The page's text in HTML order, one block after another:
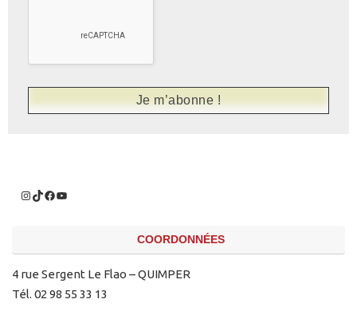
COORDONNÉES
4 rue Sergent Le Flao – QUIMPER
Tél. 02 98 55 33 13